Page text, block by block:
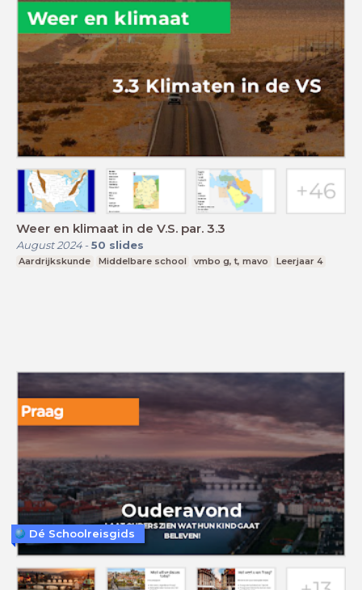
Weer en klimaat in de V.S. par. 3.3
August 2024- 50 slides
Aardrijkskunde Middelbare school vmbo g, t, mavo Leerjaar 4
Dé Schoolreisgids